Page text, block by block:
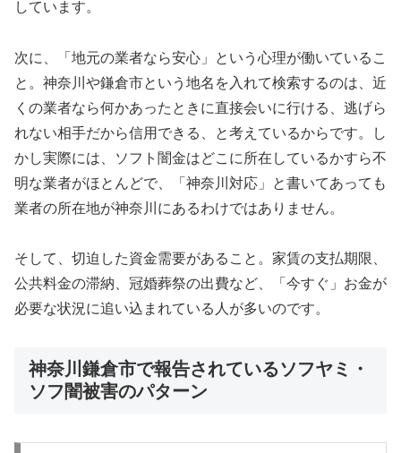
しています。
次に、「地元の業者なら安心」という心理が働いているこ
と。神奈川や鎌倉市という地名を入れて検索するのは、近
くの業者なら何かあったときに直接会いに行ける、逃げら
れない相手だから信用できる、と考えているからです。し
かし実際には、ソフト闇金はどこに所在しているかすら不
明な業者がほとんどで、「神奈川対応」と書いてあっても
業者の所在地が神奈川にあるわけではありません。
そして、切迫した資金需要があること。家賃の支払期限、
公共料金の滞納、冠婚葬祭の出費など、「今すぐ」お金が
必要な状況に追い込まれている人が多いのです。
神奈川鎌倉市で報告されているソフヤミ・
ソフ闇被害のパターン